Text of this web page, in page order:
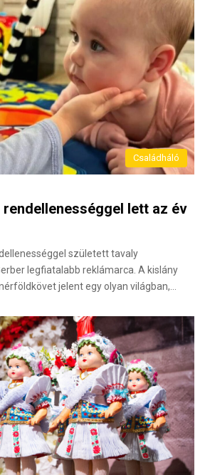
Családháló
lett az év
született tavaly
legfiatalabb reklámarca. A kislány
jelent egy olyan világban,…